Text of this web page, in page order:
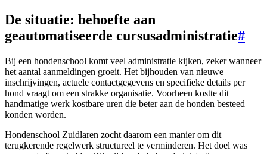
De situatie: behoefte aan
geautomatiseerde cursusadministratie#
Bij een hondenschool komt veel administratie kijken, zeker wanneer
het aantal aanmeldingen groeit. Het bijhouden van nieuwe
inschrijvingen, actuele contactgegevens en specifieke details per
hond vraagt om een strakke organisatie. Voorheen kostte dit
handmatige werk kostbare uren die beter aan de honden besteed
konden worden.
Hondenschool Zuidlaren zocht daarom een manier om dit
terugkerende regelwerk structureel te verminderen. Het doel was